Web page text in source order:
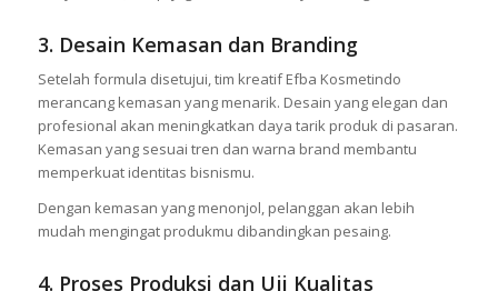
3. Desain Kemasan dan Branding
Setelah formula disetujui, tim kreatif Efba Kosmetindo
merancang kemasan yang menarik. Desain yang elegan dan
profesional akan meningkatkan daya tarik produk di pasaran.
Kemasan yang sesuai tren dan warna brand membantu
memperkuat identitas bisnismu.
Dengan kemasan yang menonjol, pelanggan akan lebih
mudah mengingat produkmu dibandingkan pesaing.
4. Proses Produksi dan Uji Kualitas